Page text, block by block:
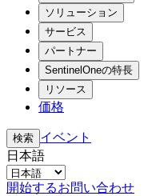
ソリューション
サービス
パートナー
SentinelOneの特長
リソース
価格
検索 イベント
日本語
開始するお問い合わせ